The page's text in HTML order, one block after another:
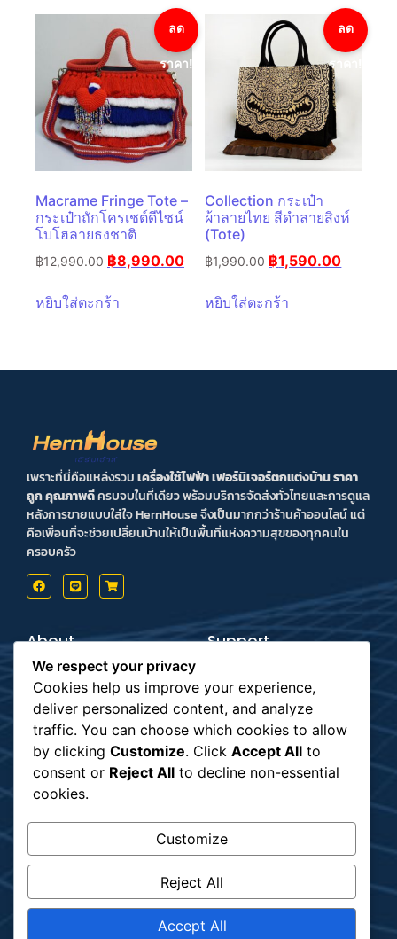
ลด
ราคา!
Macrame Fringe Tote –
กระเป๋าถักโครเชต์ดีไซน์
โบโฮลายธงชาติ
฿12,990.00 ฿8,990.00
หยิบใส่ตะกร้า
ลด
ราคา!
Collection กระเป๋า
ผ้าลายไทย สีดำลายสิงห์
(Tote)
฿1,990.00 ฿1,590.00
หยิบใส่ตะกร้า
เพราะที่นี่คือแหล่งรวมเครื่องใช้ไฟฟ้า เฟอร์นิเจอร์ตกแต่งบ้าน ราคา
ถูก คุณภาพดีครบจบในที่เดียว พร้อมบริการจัดส่งทั่วไทยและการดูแล
หลังการขายแบบใส่ใจ HernHouse จึงเป็นมากกว่าร้านค้าออนไลน์ แต่
คือเพื่อนที่จะช่วยเปลี่ยนบ้านให้เป็นพื้นที่แห่งความสุขของทุกคนใน
ครอบครัว
About
Terms & Conditions
Privacy Policy
Support
Order Tracking
Payment
Shipping
Subscribe
We respect your privacy
Cookies help us improve your experience,
deliver personalized content, and analyze
traffic. You can choose which cookies to allow
by clicking Customize. Click Accept All to
consent or Reject All to decline non-essential
cookies.
Customize
Reject All
Accept All